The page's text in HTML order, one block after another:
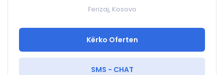
Ferizaj, Kosovo
Kërko Oferten
SMS - CHAT